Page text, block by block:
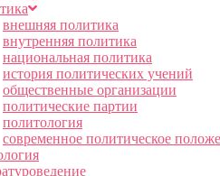
внешняя политика
внутренняя политика
национальная политика
история политических учений
общественные организации
политические партии
политология
современное политическое